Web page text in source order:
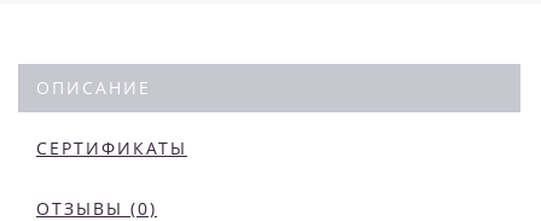
ОПИСАНИЕ
СЕРТИФИКАТЫ
ОТЗЫВЫ (0)